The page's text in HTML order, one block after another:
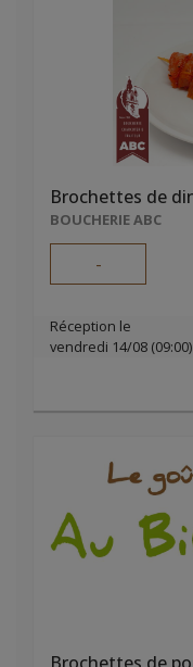
BOUCHERIE ABC
-
Réception le
vendredi 14/08 (09:00)